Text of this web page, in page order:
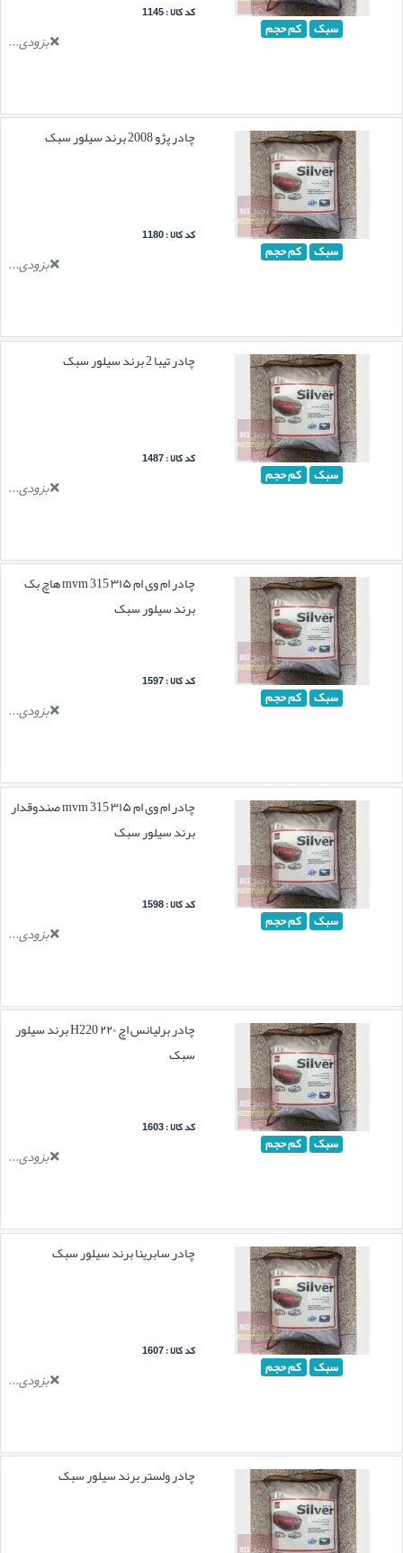
سبک کم حجم
کد کالا : 1145
بزودی...
سبک کم حجم
چادر پژو 2008 برند سیلور سبک
کد کالا : 1180
بزودی...
سبک کم حجم
چادر تیبا 2 برند سیلور سبک
کد کالا : 1487
بزودی...
سبک کم حجم
چادر ام وی ام ۳۱۵ mvm 315 هاچ بک
برند سیلور سبک
کد کالا : 1597
بزودی...
سبک کم حجم
چادر ام وی ام ۳۱۵ mvm 315 صندوقدار
برند سیلور سبک
کد کالا : 1598
بزودی...
سبک کم حجم
چادر برلیانس اچ ۲۲۰ H220 برند سیلور
سبک
کد کالا : 1603
بزودی...
سبک کم حجم
چادر سابرینا برند سیلور سبک
کد کالا : 1607
بزودی...
چادر ولستر برند سیلور سبک